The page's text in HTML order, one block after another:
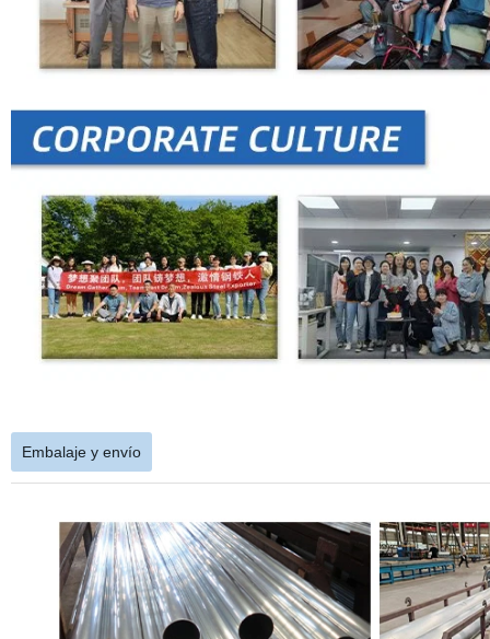
Embalaje y envío